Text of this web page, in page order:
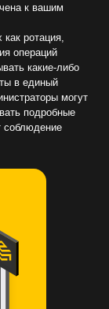
к вашим
ротация,
операций
какие-либо
в единый
могут
подробные
соблюдение